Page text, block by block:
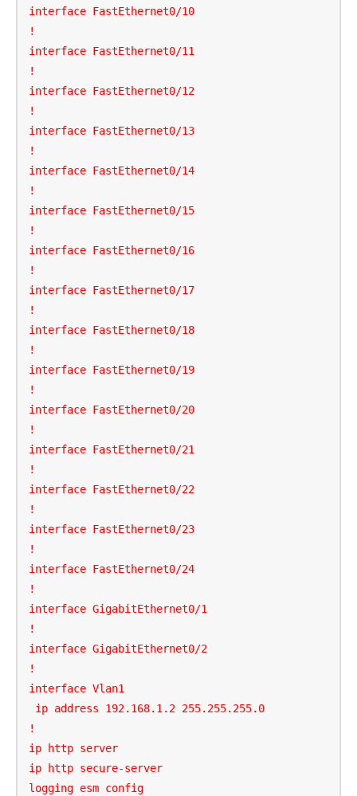
interface FastEthernet0/10
!
interface FastEthernet0/11
!
interface FastEthernet0/12
!
interface FastEthernet0/13
!
interface FastEthernet0/14
!
interface FastEthernet0/15
!
interface FastEthernet0/16
!
interface FastEthernet0/17
!
interface FastEthernet0/18
!
interface FastEthernet0/19
!
interface FastEthernet0/20
!
interface FastEthernet0/21
!
interface FastEthernet0/22
!
interface FastEthernet0/23
!
interface FastEthernet0/24
!
interface GigabitEthernet0/1
!
interface GigabitEthernet0/2
!
interface Vlan1
ip address 192.168.1.2 255.255.255.0
!
ip http server
ip http secure-server
logging esm config